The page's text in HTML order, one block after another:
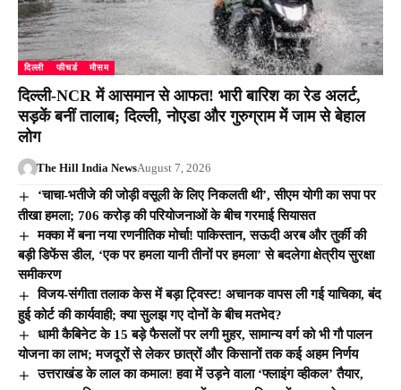
दिल्ली फीचर्ड मौसम
दिल्ली-NCR में आसमान से आफत! भारी बारिश का रेड अलर्ट,
सड़कें बनीं तालाब; दिल्ली, नोएडा और गुरुग्राम में जाम से बेहाल
लोग
The Hill India NewsAugust 7, 2026
‘चाचा-भतीजे की जोड़ी वसूली के लिए निकलती थी’, सीएम योगी का सपा पर
तीखा हमला; 706 करोड़ की परियोजनाओं के बीच गरमाई सियासत
मक्का में बना नया रणनीतिक मोर्चा! पाकिस्तान, सऊदी अरब और तुर्की की
बड़ी डिफेंस डील, ‘एक पर हमला यानी तीनों पर हमला’ से बदलेगा क्षेत्रीय सुरक्षा
समीकरण
विजय-संगीता तलाक केस में बड़ा ट्विस्ट! अचानक वापस ली गई याचिका, बंद
हुई कोर्ट की कार्यवाही; क्या सुलझ गए दोनों के बीच मतभेद?
धामी कैबिनेट के 15 बड़े फैसलों पर लगी मुहर, सामान्य वर्ग को भी गौ पालन
योजना का लाभ; मजदूरों से लेकर छात्रों और किसानों तक कई अहम निर्णय
उत्तराखंड के लाल का कमाल! हवा में उड़ने वाला ‘फ्लाइंग व्हीकल’ तैयार,